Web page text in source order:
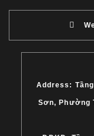
Address:
Sơn, Phường